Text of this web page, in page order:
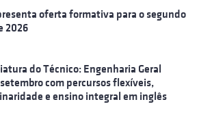
oferta formativa para o segundo
2026
do Técnico: Engenharia Geral
com percursos flexíveis,
e ensino integral em inglês